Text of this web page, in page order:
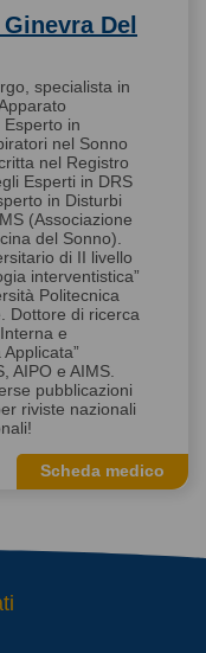
Del
specialista in
in
nel Sonno
nel Registro
Esperti in DRS
in Disturbi
(Associazione
del Sonno).
di II livello
interventistica”
Politecnica
Dottore di ricerca
e
AIPO e AIMS.
pubblicazioni
riviste nazionali
Scheda medico